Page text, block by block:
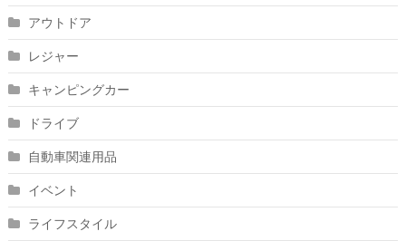
アウトドア
レジャー
キャンピングカー
ドライブ
自動車関連用品
イベント
ライフスタイル